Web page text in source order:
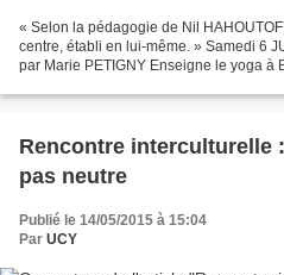
« Selon la pédagogie de Nil
centre, établi en lui-même. » Samedi 6
par Marie PETIGNY Enseigne le yoga à
Rencontre interculturelle
pas neutre
Publié le 14/05/2015 à 15:04
Par UCY